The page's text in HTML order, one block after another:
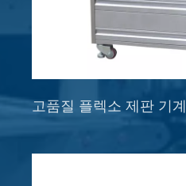
고품질 플렉소 제판 기계